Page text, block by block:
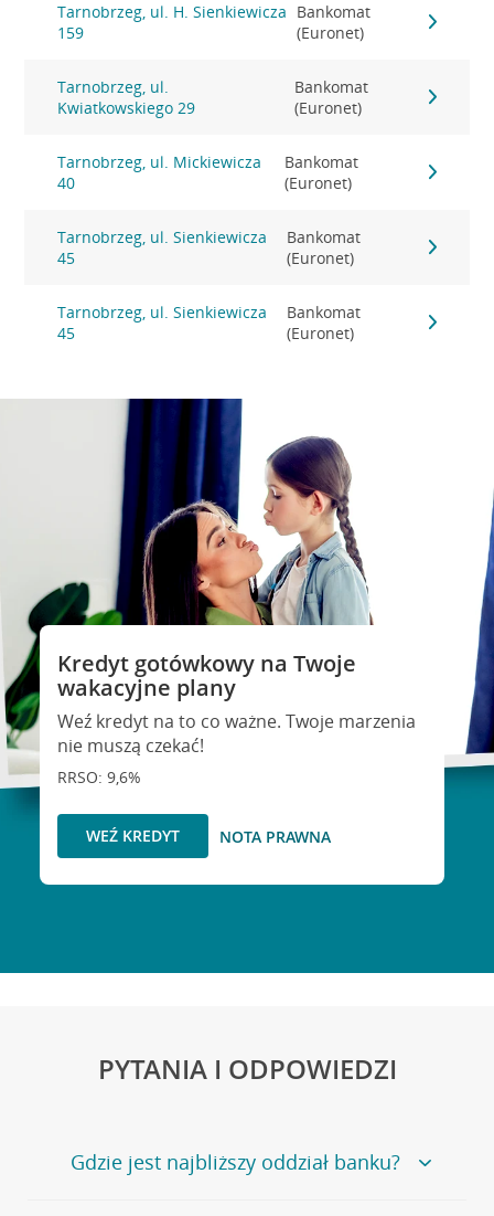
Tarnobrzeg, ul. H. Sienkiewicza
159
Bankomat
(Euronet)
Tarnobrzeg, ul.
Kwiatkowskiego 29
Bankomat
(Euronet)
Tarnobrzeg, ul. Mickiewicza
40
Bankomat
(Euronet)
Tarnobrzeg, ul. Sienkiewicza
45
Bankomat
(Euronet)
Tarnobrzeg, ul. Sienkiewicza
45
Bankomat
(Euronet)
Kredyt gotówkowy na Twoje
wakacyjne plany
Weź kredyt na to co ważne. Twoje marzenia
nie muszą czekać!
RRSO: 9,6%
WEŹ KREDYT NOTA PRAWNA
PYTANIA I ODPOWIEDZI
Gdzie jest najbliższy oddział banku?